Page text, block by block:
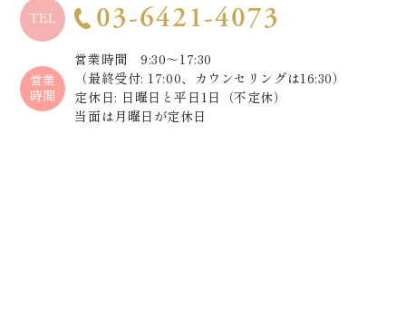
TEL 03-6421-4073
営業
時間
営業時間 9:30～17:30
（最終受付: 17:00、カウンセリングは16:30）
定休日: 日曜日と平日1日（不定休）
当面は月曜日が定休日